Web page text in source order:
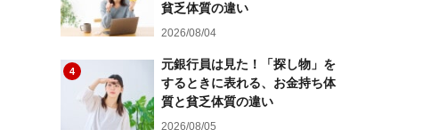
貧乏体質の違い
2026/08/04
4
元銀行員は見た！「探し物」を
するときに表れる、お金持ち体
質と貧乏体質の違い
2026/08/05